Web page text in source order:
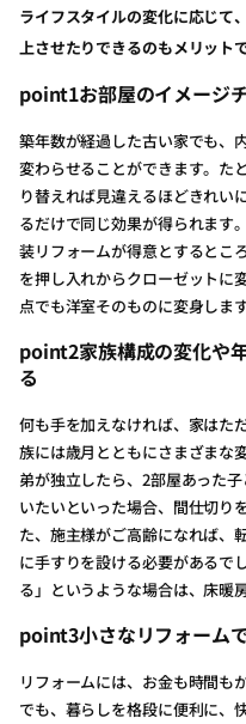
ライフスタイルの変化に応じて
上させたりできるのもメリットで
point1お部屋のイメージ
築年数が経過した古い家でも、
変わらせることができます。た
り替えれば見違えるほどきれい
るだけで同じ効果が得られます
装リフォームが得意とするとこ
を押し入れからクローゼットに
点でも洋室そのものに変身します
point2家族構成の変化や
る
何も手を加えなければ、家はた
族には歳月とともにさまざまな
弟が独立したら、2部屋あった
いたいといった場合、間仕切り
た、施主様がご高齢になれば、
に手すりを設ける必要があるで
る」というような場合は、床暖
point3小さなリフォーム
リフォームには、お金も時間も
でも、暮らしを格段に便利に、